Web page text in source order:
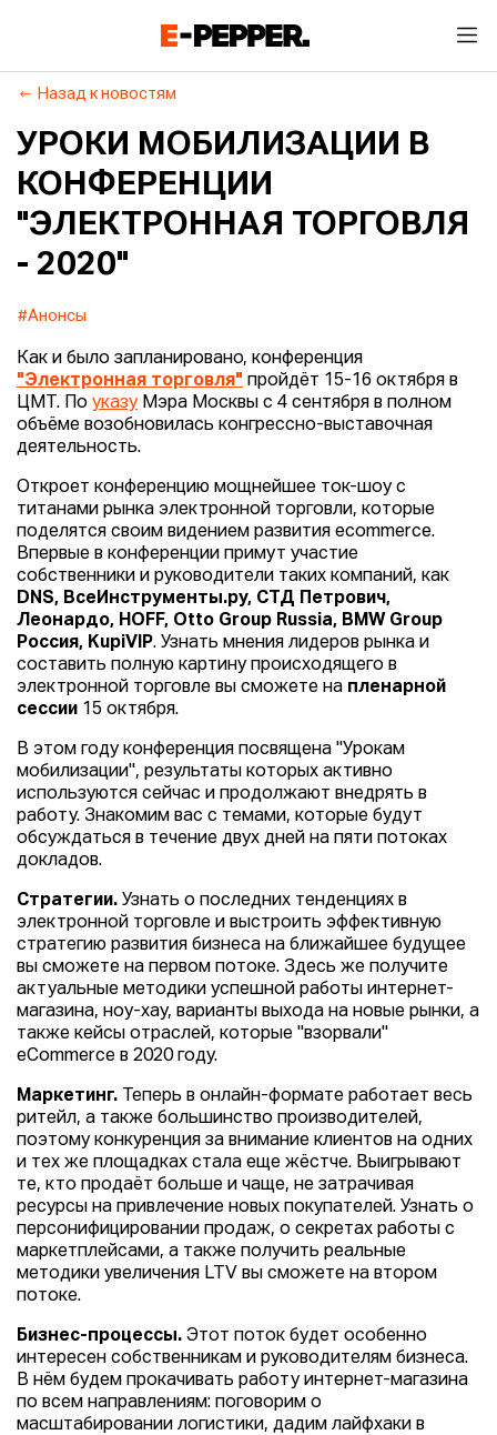
Назад к новостям
УРОКИ МОБИЛИЗАЦИИ В
КОНФЕРЕНЦИИ
"ЭЛЕКТРОННАЯ ТОРГОВЛЯ
- 2020"
#Анонсы
Как и было запланировано, конференция
"Электронная торговля" пройдёт 15-16 октября в
ЦМТ. По указу Мэра Москвы с 4 сентября в полном
объёме возобновилась конгрессно-выставочная
деятельность.
Откроет конференцию мощнейшее ток-шоу с
титанами рынка электронной торговли, которые
поделятся своим видением развития ecommerce.
Впервые в конференции примут участие
собственники и руководители таких компаний, как
DNS, ВсеИнструменты.ру, СТД Петрович,
Леонардо, HOFF, Otto Group Russia, BMW Group
Россия, KupiVIP. Узнать мнения лидеров рынка и
составить полную картину происходящего в
электронной торговле вы сможете на пленарной
сессии 15 октября.
В этом году конференция посвящена "Урокам
мобилизации", результаты которых активно
используются сейчас и продолжают внедрять в
работу. Знакомим вас с темами, которые будут
обсуждаться в течение двух дней на пяти потоках
докладов.
Стратегии. Узнать о последних тенденциях в
электронной торговле и выстроить эффективную
стратегию развития бизнеса на ближайшее будущее
вы сможете на первом потоке. Здесь же получите
актуальные методики успешной работы интернет-
магазина, ноу-хау, варианты выхода на новые рынки, а
также кейсы отраслей, которые "взорвали"
eСommerce в 2020 году.
Маркетинг. Теперь в онлайн-формате работает весь
ритейл, а также большинство производителей,
поэтому конкуренция за внимание клиентов на одних
и тех же площадках стала еще жёстче. Выигрывают
те, кто продаёт больше и чаще, не затрачивая
ресурсы на привлечение новых покупателей. Узнать о
персонифицировании продаж, о секретах работы с
маркетплейсами, а также получить реальные
методики увеличения LTV вы сможете на втором
потоке.
Бизнес-процессы. Этот поток будет особенно
интересен собственникам и руководителям бизнеса.
В нём будем прокачивать работу интернет-магазина
по всем направлениям: поговорим о
масштабировании логистики, дадим лайфхаки в